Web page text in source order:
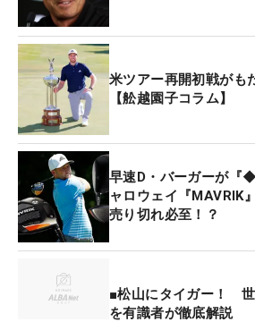
他にも数人の志願した選手はいた
ぜ実現しなかったのか？
一つにはテレビ局のスタッフ不足
いう。通常は200人体制のスタッ
ウイルス感染の影響で半分以下
いてもその差を感じることはな
をつけた選手がいると、そこにか
タッフが増える」ことも原因だっ
米ツアー再開初戦がも
【舩越園子コラム】
早速D・バーガーが
ャロウェイ『MAVRIK
売り切れ必至！？
■松山にタイガー！
を有識者が徹底解説